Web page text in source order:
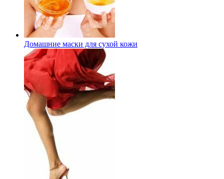
Домашние маски для сухой кожи